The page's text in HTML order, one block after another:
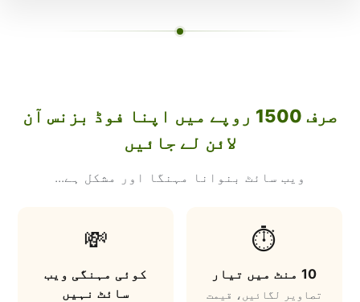
صرف 1500 روپے میں اپنا فوڈ بزنس آن
لائن لے جائیں
ویب سائٹ بنوانا مہنگا اور مشکل ہے...
⏱️
10 منٹ میں تیار
تصاویر لگائیں، قیمت
💸
کوئی مہنگی ویب
سائٹ نہیں